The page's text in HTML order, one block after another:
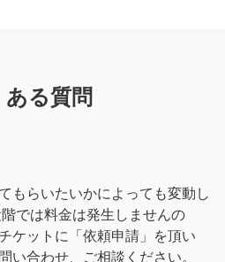
ある質問
もらいたいかによっても変動し
では料金は発生しませんの
ケットに「依頼申請」を頂い
い合わせ、ご相談ください。